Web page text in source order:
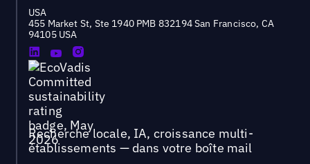
USA
455 Market St, Ste 1940 PMB 832194 San Francisco, CA
94105 USA
Recherche locale, IA, croissance multi-
établissements — dans votre boîte mail